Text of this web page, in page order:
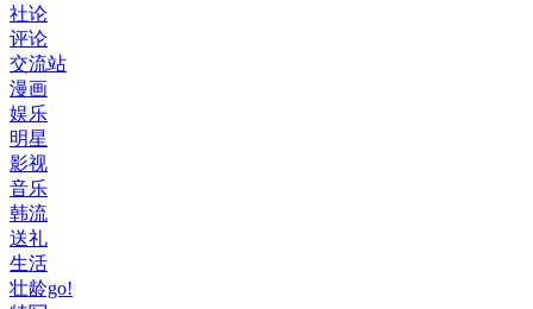
社论
评论
交流站
漫画
娱乐
明星
影视
音乐
韩流
送礼
生活
壮龄go!